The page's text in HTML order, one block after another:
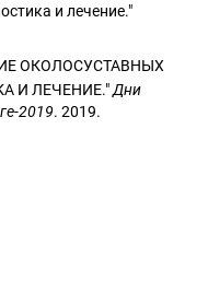
и лечение."
ОКОЛОСУСТАВНЫХ
И ЛЕЧЕНИЕ."Дни
2019. 2019.